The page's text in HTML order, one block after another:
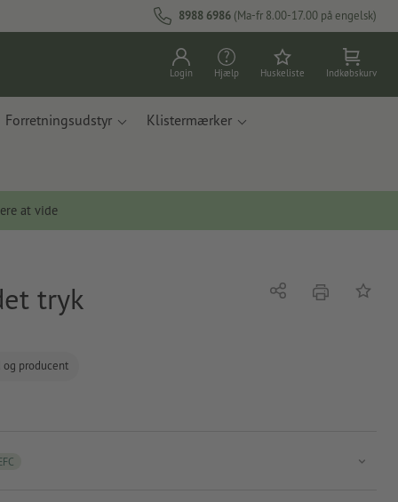
8988 6986 (Ma-fr 8.00-17.00 på engelsk)
Login Hjælp Huskeliste Indkøbskurv
Forretningsudstyr Klistermærker
at vide
tryk
og producent
Del tryk Tilføj